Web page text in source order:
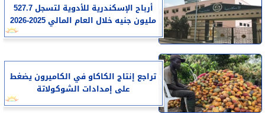
أرباح الإسكندرية للأدوية لتسجل 527.7
مليون جنيه خلال العام المالي 2025-2026
تراجع إنتاج الكاكاو في الكاميرون يضغط
على إمدادات الشوكولاتة